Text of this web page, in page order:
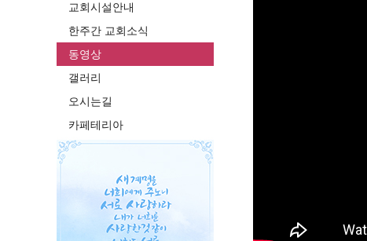
교회시설안내
한주간 교회소식
동영상
갤러리
오시는길
카페테리아